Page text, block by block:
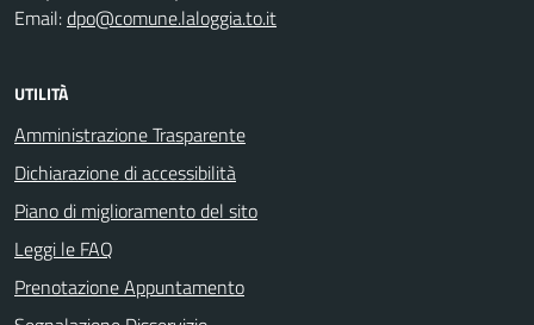
Email:dpo@comune.laloggia.to.it
UTILITÀ
Amministrazione Trasparente
Dichiarazione di accessibilità
Piano di miglioramento del sito
Leggi le FAQ
Prenotazione Appuntamento